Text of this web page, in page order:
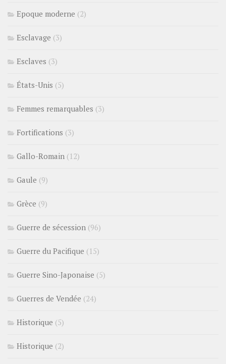
Epoque moderne (2)
Esclavage (3)
Esclaves (3)
États-Unis (5)
Femmes remarquables (3)
Fortifications (3)
Gallo-Romain (12)
Gaule (9)
Grèce (9)
Guerre de sécession (96)
Guerre du Pacifique (15)
Guerre Sino-Japonaise (5)
Guerres de Vendée (24)
Historique (5)
Historique (2)